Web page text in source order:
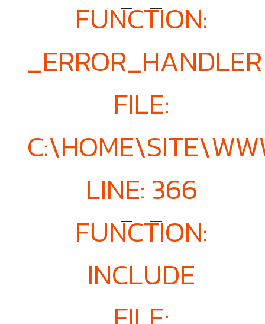
FUNCTION:
_ERROR_HANDLER
FILE:
LINE: 366
FUNCTION:
INCLUDE